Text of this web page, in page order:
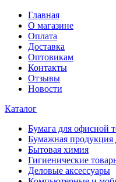
Главная
О магазине
Оплата
Доставка
Оптовикам
Контакты
Отзывы
Новости
Каталог
Бумага для офисной
Бумажная продукция
Бытовая химия
Гигиенические
Деловые аксессуары